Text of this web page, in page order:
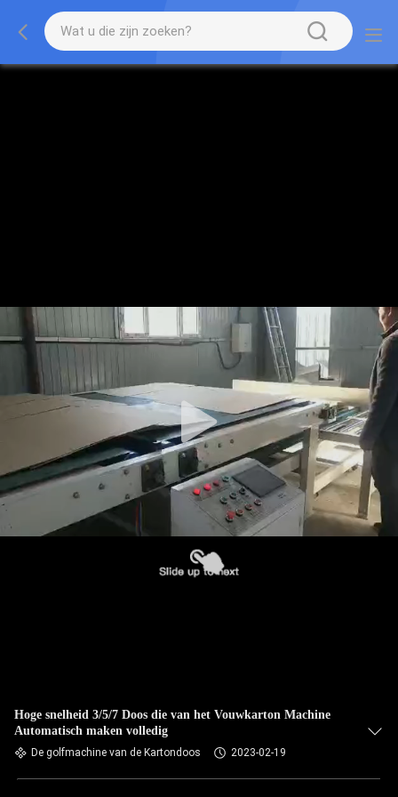
Hoge snelheid 3/5/7 Doos die van het Vouwkarton Machine
Automatisch maken volledig
De golfmachine van de Kartondoos 2023-02-19